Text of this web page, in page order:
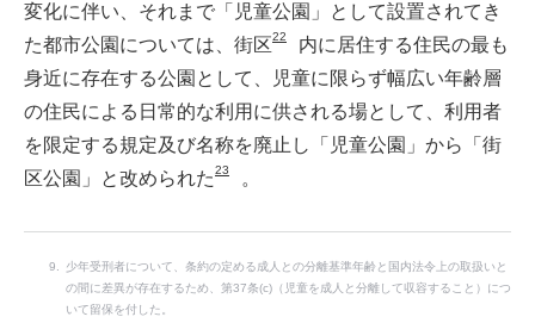
変化に伴い、それまで「児童公園」として設置されてき
た都市公園については、街区22
内に居住する住民の最も
身近に存在する公園として、児童に限らず幅広い年齢層
の住民による日常的な利用に供される場として、利用者
を限定する規定及び名称を廃止し「児童公園」から「街
区公園」と改められた23 。
少年受刑者について、条約の定める成人との分離基準年齢と国内法令上の取扱いと
の間に差異が存在するため、第37条(c)（児童を成人と分離して収容すること）につ
いて留保を付した。